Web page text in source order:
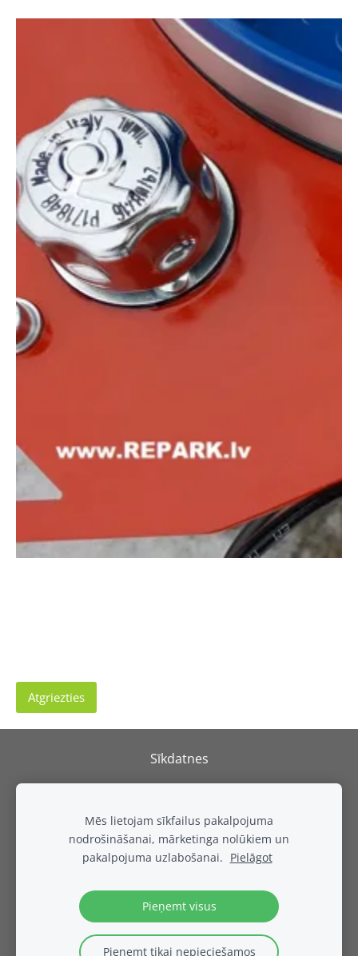
Atgriezties
Sīkdatnes
Adrese: Izstāžu komplekss Rāmava, Valdlauči, Ķekavas
pagasts, Ķekavas novads, LV-1076, Latvija
E- pasts:info@repark.lv
Tel. +371 28307515
Mēs lietojam sīkfailus pakalpojuma
nodrošināšanai, mārketinga nolūkiem un
pakalpojuma uzlabošanai. Pielāgot
Pieņemt visus
Pieņemt tikai nepieciešamos